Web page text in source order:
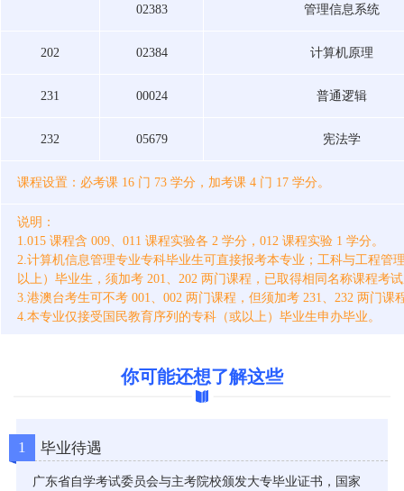
02383 管理信息系统
202 02384 计算机原理
231 00024 普通逻辑
232 05679 宪法学
课程设置：必考课 16 门 73 学分，加考课 4 门 17 学分。
说明：
1.015 课程含 009、011 课程实验各 2 学分，012 课程实验 1 学分。
2.计算机信息管理专业专科毕业生可直接报考本专业；工科与工程管
以上）毕业生，须加考 201、202 两门课程，已取得相同名称课程考
3.港澳台考生可不考 001、002 两门课程，但须加考 231、232 两门课
4.本专业仅接受国民教育序列的专科（或以上）毕业生申办毕业。
你可能还想了解这些
1 毕业待遇
广东省自学考试委员会与主考院校颁发大专毕业证书，国家